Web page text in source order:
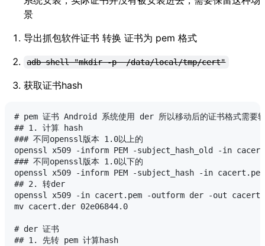
景
导出抓包软件证书 转换 证书为 pem 格式
adb shell "mkdir -p  /data/local/tmp/cert"
获取证书hash
# pem 证书 Android 系统使用 der 所以移动后的证书格式需要
## 1. 计算 hash
### 不同openssl版本 1.0以上的
openssl x509 -inform PEM -subject_hash_old -in
### 不同openssl版本 1.0以下的
openssl x509 -inform PEM -subject_hash -in cacert.pem
## 2. 转der
openssl x509 -in cacert.pem -outform der -out
mv cacert.der 02e06844.0
# der 证书
## 1. 先转 pem 计算hash